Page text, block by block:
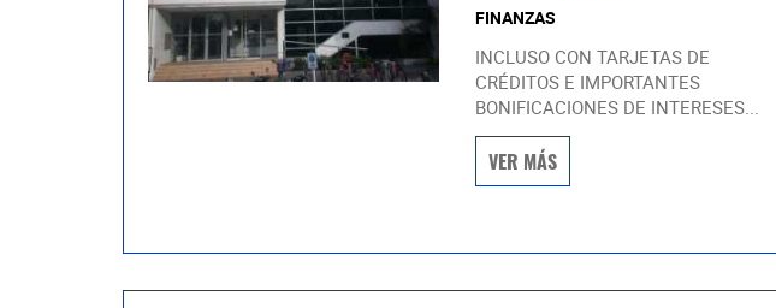
FINANZAS
INCLUSO CON TARJETAS DE
CRÉDITOS E IMPORTANTES
BONIFICACIONES DE INTERESES...
VER MÁS